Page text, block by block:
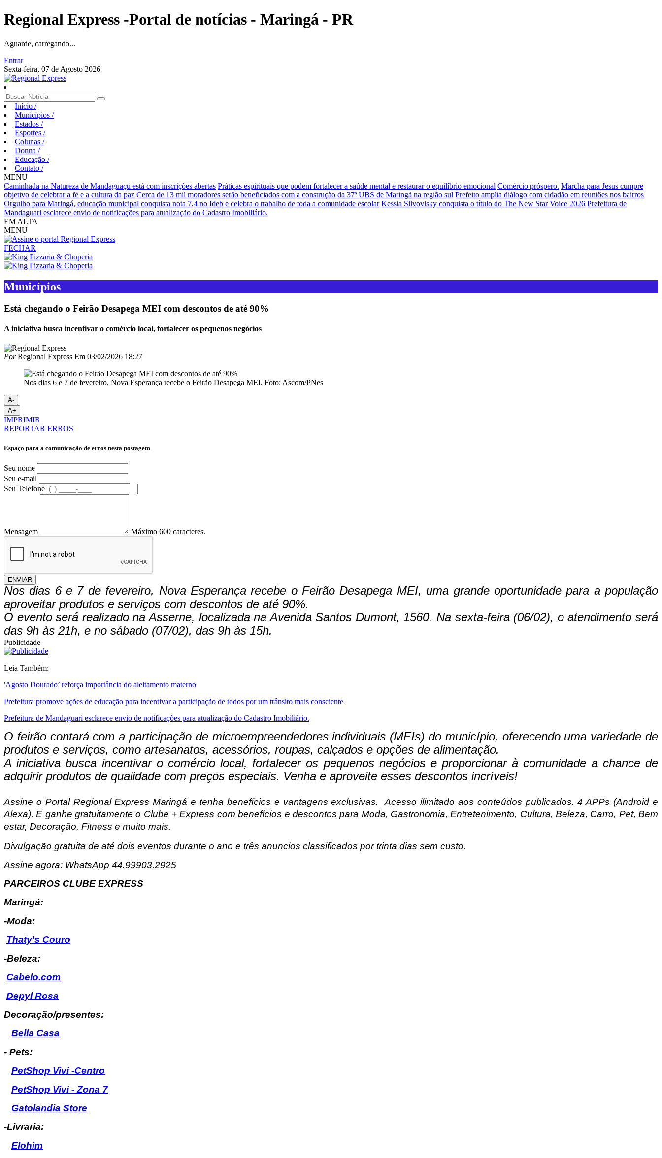
Regional Express -Portal de notícias - Maringá - PR
Aguarde, carregando...
Entrar
Sexta-feira, 07 de Agosto 2026
Início /
Municípios /
Estados /
Esportes /
Colunas /
Donna /
Educação /
Contato /
MENU
Caminhada na Natureza de Mandaguaçu está com inscrições abertas Práticas espirituais que podem fortalecer a saúde mental e restaurar o equilíbrio emocional Comércio próspero. Marcha para Jesus cumpre
objetivo de celebrar a fé e a cultura da paz Cerca de 13 mil moradores serão beneficiados com a construção da 37ª UBS de Maringá na região sul Prefeito amplia diálogo com cidadão em reuniões nos bairros
Orgulho para Maringá, educação municipal conquista nota 7,4 no Ideb e celebra o trabalho de toda a comunidade escolar Kessia Silvovisky conquista o título do The New Star Voice 2026 Prefeitura de
Mandaguari esclarece envio de notificações para atualização do Cadastro Imobiliário.
EM ALTA
MENU
FECHAR
Municípios
Está chegando o Feirão Desapega MEI com descontos de até 90%
A iniciativa busca incentivar o comércio local, fortalecer os pequenos negócios
PorRegional Express Em 03/02/2026 18:27
Nos dias 6 e 7 de fevereiro, Nova Esperança recebe o Feirão Desapega MEI. Foto: Ascom/PNes
A-
A+
IMPRIMIR
REPORTAR ERROS
Espaço para a comunicação de erros nesta postagem
Seu nome
Seu e-mail
Seu Telefone
Mensagem Máximo 600 caracteres.
ENVIAR
Nos dias 6 e 7 de fevereiro, Nova Esperança recebe o Feirão Desapega MEI, uma grande oportunidade para a população
aproveitar produtos e serviços com descontos de até 90%.
O evento será realizado na Asserne, localizada na Avenida Santos Dumont, 1560. Na sexta-feira (06/02), o atendimento será
das 9h às 21h, e no sábado (07/02), das 9h às 15h.
Publicidade
Leia Também:
'Agosto Dourado’ reforça importância do aleitamento materno
Prefeitura promove ações de educação para incentivar a participação de todos por um trânsito mais consciente
Prefeitura de Mandaguari esclarece envio de notificações para atualização do Cadastro Imobiliário.
O feirão contará com a participação de microempreendedores individuais (MEIs) do município, oferecendo uma variedade de
produtos e serviços, como artesanatos, acessórios, roupas, calçados e opções de alimentação.
A iniciativa busca incentivar o comércio local, fortalecer os pequenos negócios e proporcionar à comunidade a chance de
adquirir produtos de qualidade com preços especiais. Venha e aproveite esses descontos incríveis!
Assine o Portal Regional Express Maringá e tenha benefícios e vantagens exclusivas.
Acesso ilimitado aos conteúdos publicados. 4 APPs (Android e
Alexa). E ganhe gratuitamente o Clube + Express com benefícios e descontos para Moda, Gastronomia, Entretenimento, Cultura, Beleza, Carro, Pet, Bem
estar, Decoração, Fitness e muito mais.
Divulgação gratuita de até dois eventos durante o ano e três anuncios classificados por trinta dias sem custo.
Assine agora: WhatsApp 44.99903.2925
PARCEIROS CLUBE EXPRESS
Maringá:
-Moda:
Thaty's Couro
-Beleza:
Cabelo.com
Depyl Rosa
Decoração/presentes:
Bella Casa
- Pets:
PetShop Vivi -Centro
PetShop Vivi - Zona 7
Gatolandia Store
-Livraria:
Elohim